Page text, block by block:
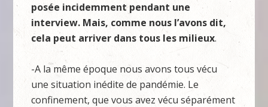
posée incidemment pendant une
interview. Mais, comme nous l’avons dit,
cela peut arriver dans tous les milieux.
-A la même époque nous avons tous vécu
une situation inédite de pandémie. Le
confinement, que vous avez vécu séparément